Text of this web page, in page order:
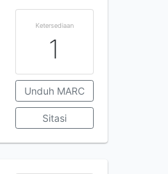
Ketersediaan
1
Unduh MARC
Sitasi